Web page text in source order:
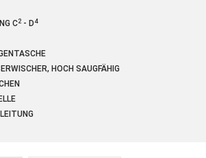
C2- D 4
HOCH SAUGFÄHIG